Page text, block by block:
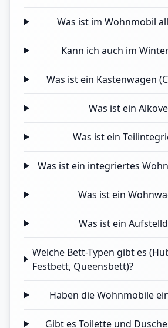
Was ist im Wohnmobil
Kann ich auch im
Was ist ein Kastenwagen
Was ist ein
Was ist ein
Was ist ein integriertes
Was ist ein
Was ist ein
Welche Bett-Typen gibt es
Festbett, Queensbett)?
Haben die Wohnmobile
Gibt es Toilette und